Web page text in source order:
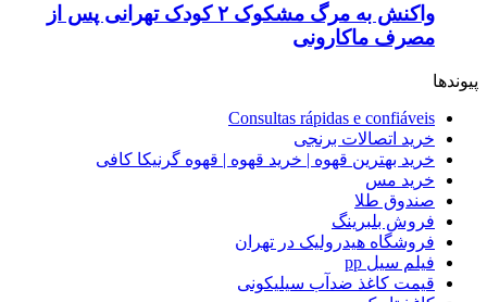
واکنش به مرگ مشکوک ۲ کودک تهرانی پس از
مصرف ماکارونی
پیوندها
Consultas rápidas e confiáveis
خرید اتصالات برنجی
خرید بهترین قهوه | خرید قهوه | قهوه گرنیکا کافی
خرید مس
صندوق طلا
فروش بلبرینگ
فروشگاه هیدرولیک در تهران
فیلم سیل pp
قیمت کاغذ ضدآب سیلیکونی